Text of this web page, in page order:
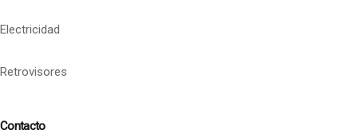
Electricidad
Retrovisores
Contacto